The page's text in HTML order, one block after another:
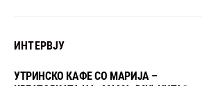
ИНТЕРВЈУ
УТРИНСКО КАФЕ СО МАРИЈА –